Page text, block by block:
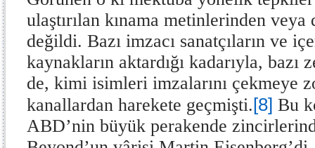
ulaştırılan kınama metinlerinden
değildi. Bazı imzacı sanatçıların ve
kaynakların aktardığı kadarıyla,
de, kimi isimleri imzalarını çekmeye
kanallardan harekete geçmişti.[8] Bu
ABD’nin büyük perakende